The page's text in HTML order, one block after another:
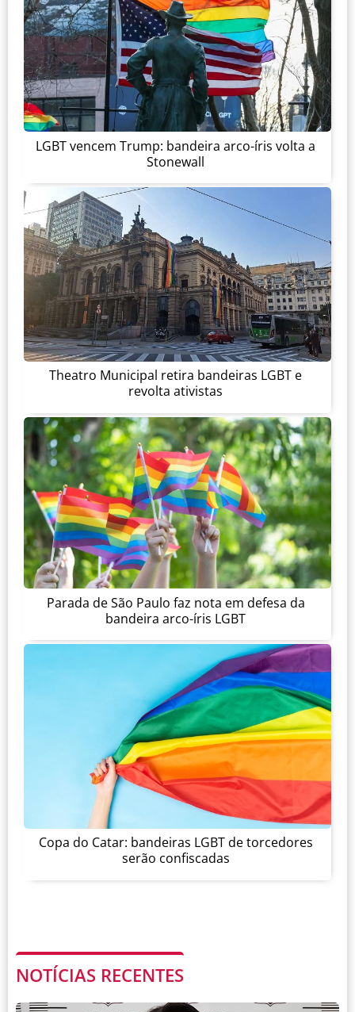
LGBT vencem Trump: bandeira arco-íris volta a
Stonewall
Theatro Municipal retira bandeiras LGBT e
revolta ativistas
Parada de São Paulo faz nota em defesa da
bandeira arco-íris LGBT
Copa do Catar: bandeiras LGBT de torcedores
serão confiscadas
NOTÍCIAS RECENTES